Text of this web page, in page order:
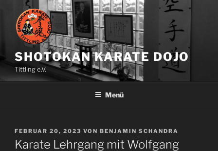
Inhalt
springen
SHOTOKAN KARATE DOJO
Tittling e.V.
Menü
VERÖFFENTLICHT
AM
FEBRUAR 20, 2023 VON BENJAMIN SCHANDRA
Karate Lehrgang mit Wolfgang